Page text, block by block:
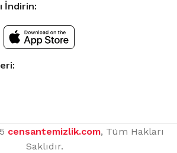
İndirin:
censantemizlik.com, Tüm Hakları
Saklıdır.